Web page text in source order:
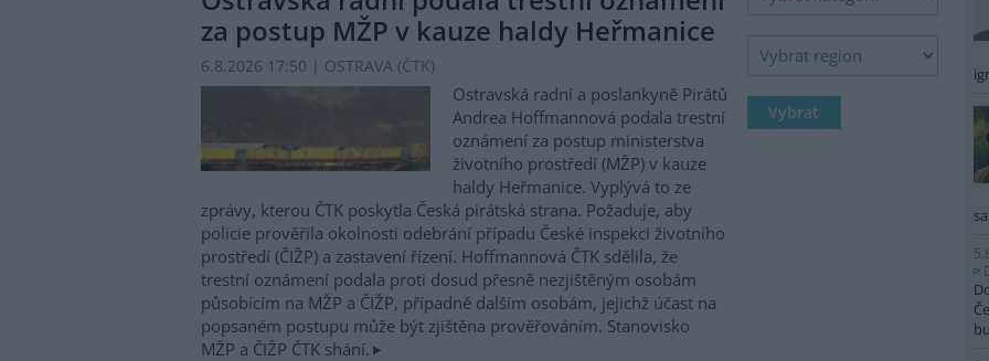
za postup MŽP v kauze haldy Heřmanice
6.8.2026 17:50 | OSTRAVA (ČTK)
Ostravská radní a poslankyně Pirátů
Andrea Hoffmannová podala trestní
oznámení za postup ministerstva
životního prostředí (MŽP) v kauze
haldy Heřmanice. Vyplývá to ze
zprávy, kterou ČTK poskytla Česká pirátská strana. Požaduje, aby
policie prověřila okolnosti odebrání případu České inspekci životního
prostředí (ČIŽP) a zastavení řízení. Hoffmannová ČTK sdělila, že
trestní oznámení podala proti dosud přesně nezjištěným osobám
působícím na MŽP a ČIŽP, případně dalším osobám, jejichž účast na
popsaném postupu může být zjištěna prověřováním. Stanovisko
MŽP a ČIŽP ČTK shání.